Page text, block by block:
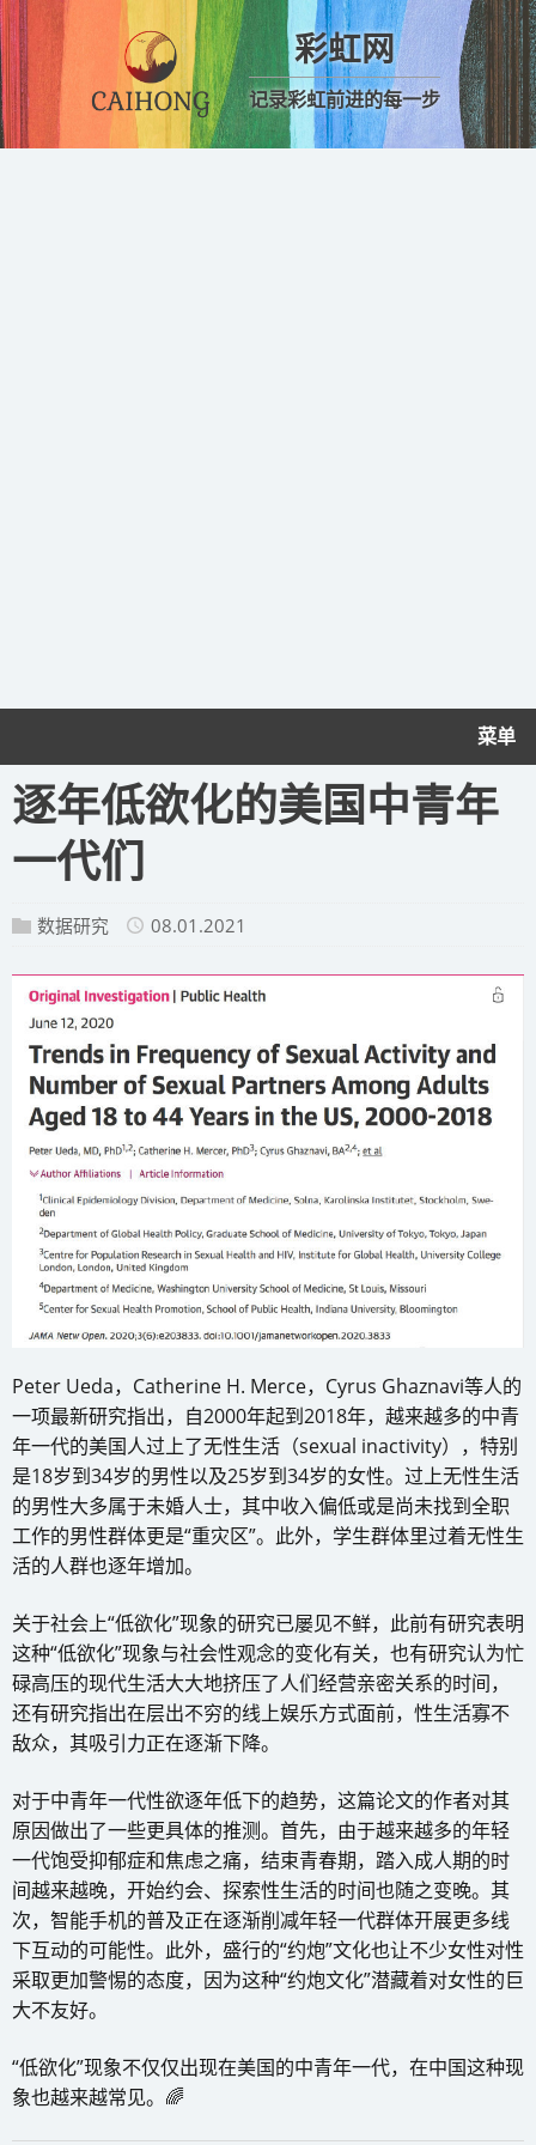
彩虹网
记录彩虹前进的每一步
菜单
逐年低欲化的美国中青年
一代们
数据研究 08.01.2021
Peter Ueda，Catherine H. Merce，Cyrus Ghaznavi等人的
一项最新研究指出，自2000年起到2018年，越来越多的中青
年一代的美国人过上了无性生活（sexual inactivity），特别
是18岁到34岁的男性以及25岁到34岁的女性。过上无性生活
的男性大多属于未婚人士，其中收入偏低或是尚未找到全职
工作的男性群体更是“重灾区”。此外，学生群体里过着无性生
活的人群也逐年增加。
关于社会上“低欲化”现象的研究已屡见不鲜，此前有研究表明
这种“低欲化”现象与社会性观念的变化有关，也有研究认为忙
碌高压的现代生活大大地挤压了人们经营亲密关系的时间，
还有研究指出在层出不穷的线上娱乐方式面前，性生活寡不
敌众，其吸引力正在逐渐下降。
对于中青年一代性欲逐年低下的趋势，这篇论文的作者对其
原因做出了一些更具体的推测。首先，由于越来越多的年轻
一代饱受抑郁症和焦虑之痛，结束青春期，踏入成人期的时
间越来越晚，开始约会、探索性生活的时间也随之变晚。其
次，智能手机的普及正在逐渐削减年轻一代群体开展更多线
下互动的可能性。此外，盛行的“约炮”文化也让不少女性对性
采取更加警惕的态度，因为这种“约炮文化”潜藏着对女性的巨
大不友好。
“低欲化”现象不仅仅出现在美国的中青年一代，在中国这种现
象也越来越常见。🌈